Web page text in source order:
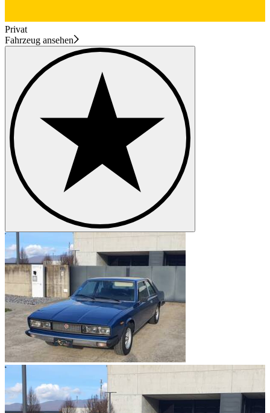
Privat
Fahrzeug ansehen